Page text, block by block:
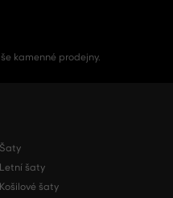
kamenné prodejny.
Šaty
Letní šaty
Košilové šaty